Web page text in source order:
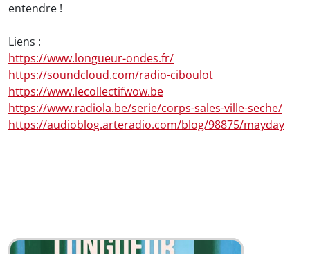
entendre !
Liens :
https://www.longueur-ondes.fr/
https://soundcloud.com/radio-ciboulot
https://www.lecollectifwow.be
https://www.radiola.be/serie/corps-sales-ville-seche/
https://audioblog.arteradio.com/blog/98875/mayday